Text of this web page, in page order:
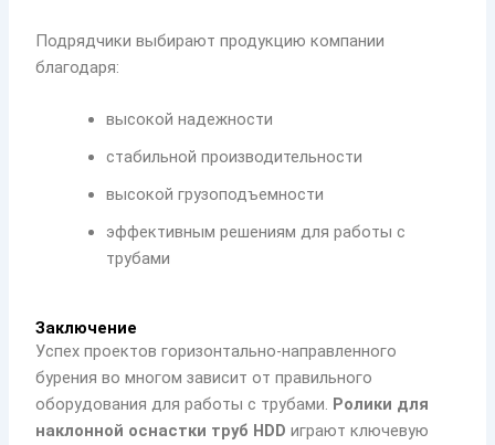
Подрядчики выбирают продукцию компании
благодаря:
высокой надежности
стабильной производительности
высокой грузоподъемности
эффективным решениям для работы с
трубами
Заключение
Успех проектов горизонтально-направленного
бурения во многом зависит от правильного
оборудования для работы с трубами. Ролики для
наклонной оснастки труб HDD играют ключевую